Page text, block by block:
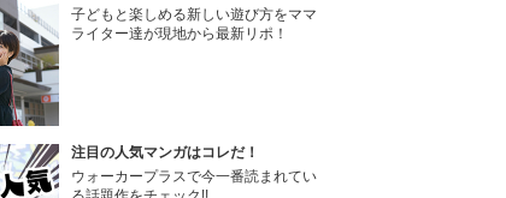
子どもと楽しめる新しい遊び方をママ
ライター達が現地から最新リポ！
注目の人気マンガはコレだ！
ウォーカープラスで今一番読まれてい